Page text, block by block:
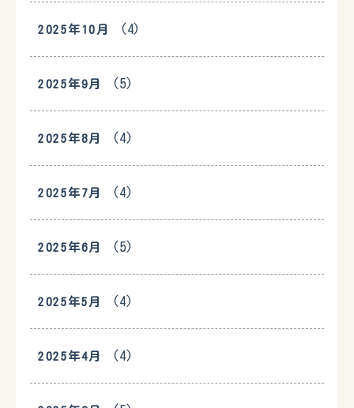
2025年10月 (4)
2025年9月 (5)
2025年8月 (4)
2025年7月 (4)
2025年6月 (5)
2025年5月 (4)
2025年4月 (4)